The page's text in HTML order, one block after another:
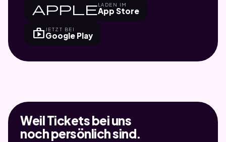
appleLADEN IM
App Store
shop JETZT BEI
Google Play
Weil Tickets bei uns
noch persönlich sind.